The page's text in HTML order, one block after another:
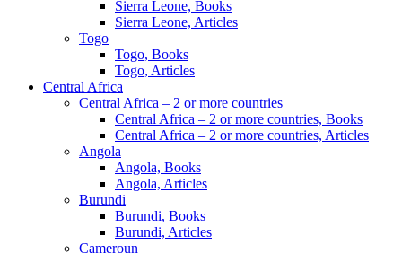
Sierra Leone, Books
Sierra Leone, Articles
Togo
Togo, Books
Togo, Articles
Central Africa
Central Africa – 2 or more countries
Central Africa – 2 or more countries, Books
Central Africa – 2 or more countries, Articles
Angola
Angola, Books
Angola, Articles
Burundi
Burundi, Books
Burundi, Articles
Cameroun